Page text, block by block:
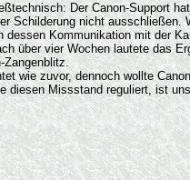
Der Canon-Support
Schilderung nicht
Kommunikation mit der
über vier Wochen lautete das
Zangenblitz.
wie zuvor, dennoch wollte
diesen Missstand reguliert, ist